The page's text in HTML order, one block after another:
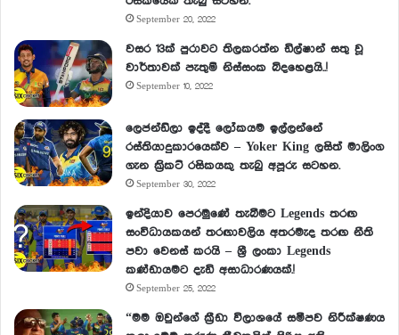
September 20, 2022
වසර 13ක් පුරාවට තිලකරත්න ඩිල්ෂාන් සතු වූ
වාර්තාවක් පැතුම් නිස්සංක බිදහෙළයි..!
September 10, 2022
ලෙජන්ඩ්ලා ඉද්දී ලෝකයම ඉල්ලන්නේ
රස්තියාදුකාරයෙක්ව – Yoker King ලසිත් මාලිංග
ගැන ක්‍රිකට් රසිකයකු තැබු අපූරු සටහන.
September 30, 2022
ඉන්දියාව පෙරමුණේ තැබීමට Legends තරඟ
සංවිධායකයන් තරඟාවලිය අතරමැද තරඟ නීති
පවා වෙනස් කරයි – ශ්‍රී ලංකා Legends
කණ්ඩායමට දැඩි අසාධාරණයක්.!
September 25, 2022
“මම ඔවුන්ගේ ක්‍රීඩා විලාශයේ සමීපව නිරීක්ෂණය